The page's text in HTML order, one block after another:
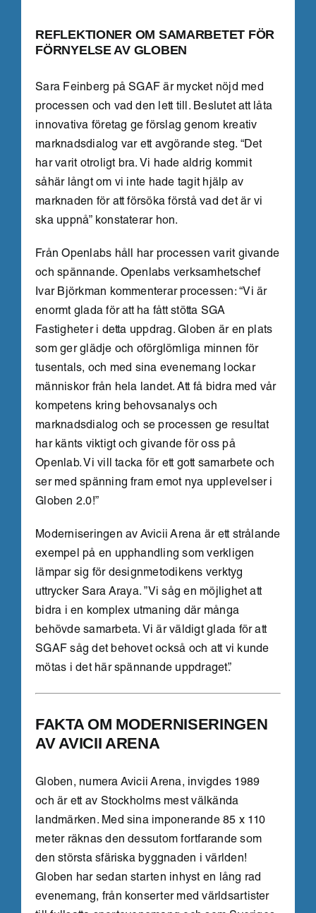
REFLEKTIONER OM SAMARBETET FÖR
FÖRNYELSE AV GLOBEN
Sara Feinberg på SGAF är mycket nöjd med
processen och vad den lett till. Beslutet att låta
innovativa företag ge förslag genom kreativ
marknadsdialog var ett avgörande steg. “Det
har varit otroligt bra. Vi hade aldrig kommit
såhär långt om vi inte hade tagit hjälp av
marknaden för att försöka förstå vad det är vi
ska uppnå” konstaterar hon.
Från Openlabs håll har processen varit givande
och spännande. Openlabs verksamhetschef
Ivar Björkman kommenterar processen: “Vi är
enormt glada för att ha fått stötta SGA
Fastigheter i detta uppdrag. Globen är en plats
som ger glädje och oförglömliga minnen för
tusentals, och med sina evenemang lockar
människor från hela landet. Att få bidra med vår
kompetens kring behovsanalys och
marknadsdialog och se processen ge resultat
har känts viktigt och givande för oss på
Openlab. Vi vill tacka för ett gott samarbete och
ser med spänning fram emot nya upplevelser i
Globen 2.0!”
Moderniseringen av Avicii Arena är ett strålande
exempel på en upphandling som verkligen
lämpar sig för designmetodikens verktyg
uttrycker Sara Araya. ”Vi såg en möjlighet att
bidra i en komplex utmaning där många
behövde samarbeta. Vi är väldigt glada för att
SGAF såg det behovet också och att vi kunde
mötas i det här spännande uppdraget”.
FAKTA OM MODERNISERINGEN
AV AVICII ARENA
Globen, numera Avicii Arena, invigdes 1989
och är ett av Stockholms mest välkända
landmärken. Med sina imponerande 85 x 110
meter räknas den dessutom fortfarande som
den största sfäriska byggnaden i världen!
Globen har sedan starten inhyst en lång rad
evenemang, från konserter med världsartister